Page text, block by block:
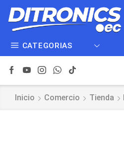
CATEGORIAS
Inicio Comercio Tienda